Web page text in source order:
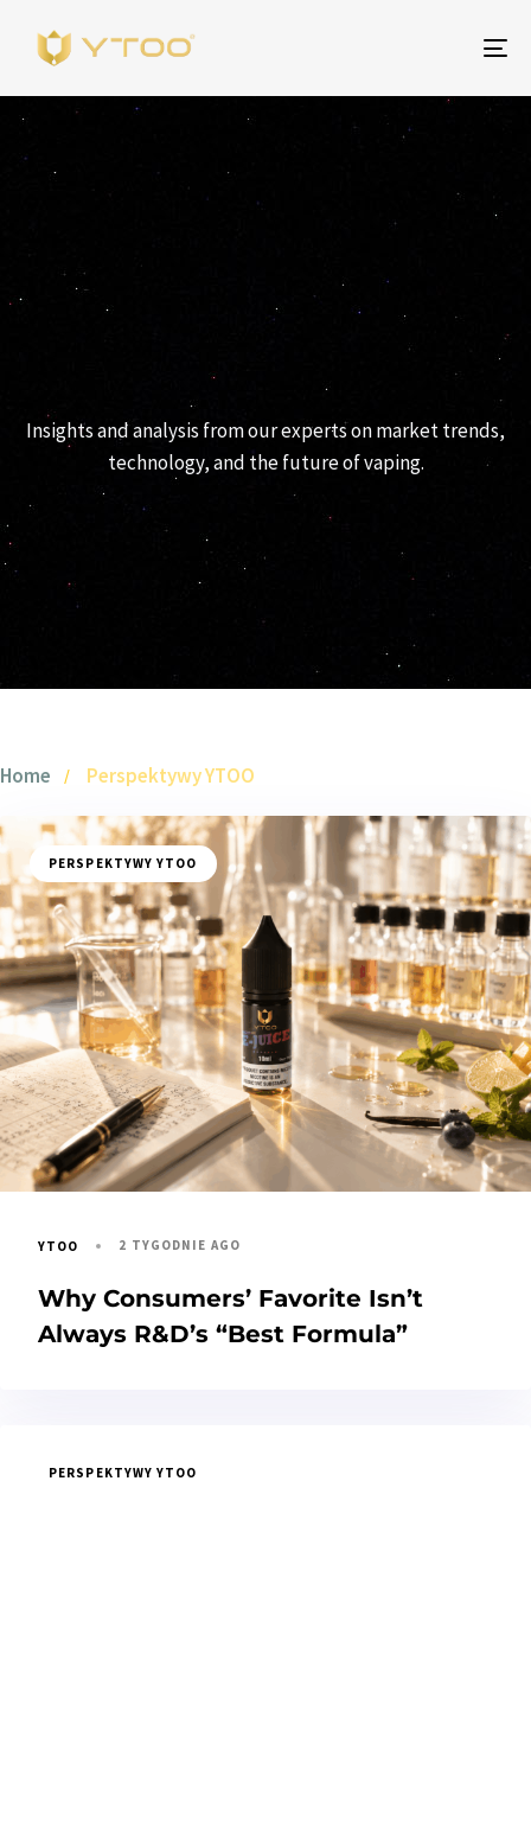
YTOO PERSPECTIVES
Insights and analysis from our experts on market trends,
technology, and the future of vaping.
Home Perspektywy YTOO
PERSPEKTYWY YTOO
YTOO 2 TYGODNIE AGO
Why Consumers’ Favorite Isn’t
Always R&D’s “Best Formula”
PERSPEKTYWY YTOO